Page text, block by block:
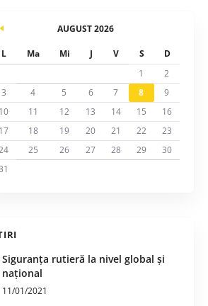
AUGUST 2026
L Ma Mi J V S
D
1
2
3
4 5 6 7 8
9
10
11 12 13 14 15
16
17
18 19 20 21 22
23
25 26 27 28 29
30
Siguranța rutieră la nivel global și
național
11/01/2021